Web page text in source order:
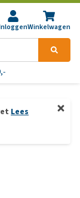
Winkelwagen
Lees